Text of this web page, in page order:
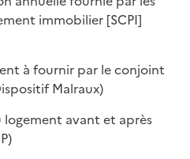
immobilier [SCPI]
à fournir par le conjoint
Malraux)
logement avant et après